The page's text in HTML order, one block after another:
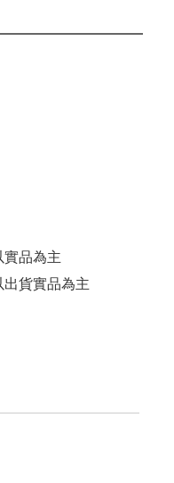
實品為主
出貨實品為主